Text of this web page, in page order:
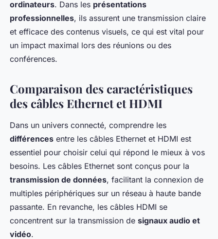
ordinateurs. Dans les présentations
professionnelles, ils assurent une transmission claire
et efficace des contenus visuels, ce qui est vital pour
un impact maximal lors des réunions ou des
conférences.
Comparaison des caractéristiques
des câbles Ethernet et HDMI
Dans un univers connecté, comprendre les
différences entre les câbles Ethernet et HDMI est
essentiel pour choisir celui qui répond le mieux à vos
besoins. Les câbles Ethernet sont conçus pour la
transmission de données, facilitant la connexion de
multiples périphériques sur un réseau à haute bande
passante. En revanche, les câbles HDMI se
concentrent sur la transmission de signaux audio et
vidéo.